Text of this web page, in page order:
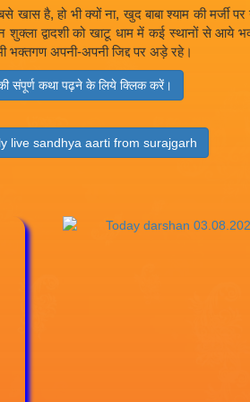
खास है, हो भी क्यों ना, खुद बाबा श्याम की
द्वादशी को खाटू धाम में कई स्थानों से आये
अपनी-अपनी जिद्द पर अड़े रहे।
संपूर्ण कथा पढ़ने के लिये क्लिक करें।
live sandhya aarti from surajgarh